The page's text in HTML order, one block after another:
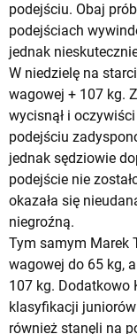
podejściu. Obaj
podejściach
jednak
W niedzielę na
wagowej + 107 kg.
wycisnął i
podejściu
jednak sędziowie
podejście nie
okazała się
niegroźną.
Tym samym Marek
wagowej do 65 kg,
107 kg. Dodatkowo
klasyfikacji
również stanęli na